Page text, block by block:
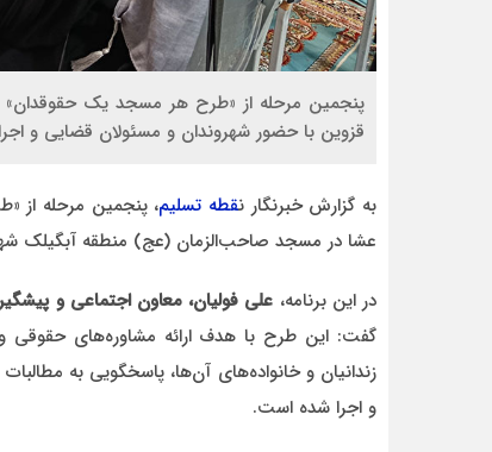
پنجمین مرحله از «طرح هر مسجد یک
قزوین با حضور شهروندان و مسئولان قضایی و
به گزارش خبرنگار نقطه تسلیم، پنجمین مرحله از
عشا در مسجد صاحب‌الزمان (عج) منطقه آبگیلک
در این برنامه، علی فولیان، معاون اجتماعی و
گفت: این طرح با هدف ارائه مشاوره‌های حقوقی و
زندانیان و خانواده‌های آن‌ها، پاسخگویی به
و اجرا شده است.
احمد
موضوع مدیر و مدیریت اهمیت داده نمیشود.